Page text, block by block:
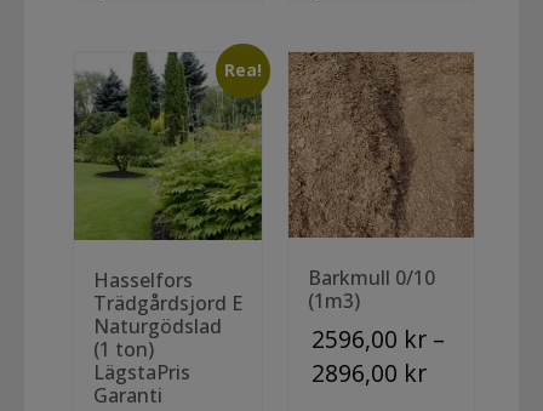
Rea!
Hasselfors
Trädgårdsjord E
Naturgödslad
(1 ton)
LägstaPris
Garanti
Barkmull 0/10
(1m3)
2596,00 kr –
2896,00 kr